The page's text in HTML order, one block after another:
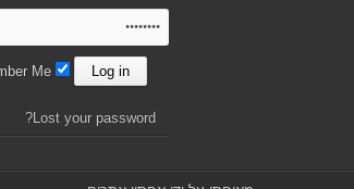
Remember Me
Lost your password?